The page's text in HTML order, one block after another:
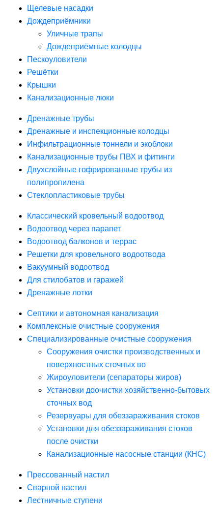
Щелевые насадки
Дождеприёмники
Уличные трапы
Дождеприёмные колодцы
Пескоуловители
Решётки
Крышки
Канализационные люки
Дренажные трубы
Дренажные и инспекционные колодцы
Инфильтрационные тоннели и экоблоки
Канализационные трубы ПВХ и фитинги
Двухслойные гофрированные трубы из
полипропилена
Стеклопластиковые трубы
Классический кровельный водоотвод
Водоотвод через парапет
Водоотвод балконов и террас
Решетки для кровельного водоотвода
Вакуумный водоотвод
Для стилобатов и гаражей
Дренажные лотки
Септики и автономная канализация
Комплексные очистные сооружения
Специализированные очистные сооружения
Сооружения очистки производственных и
поверхностных сточных во
Жироуловители (сепараторы жиров)
Установки доочистки хозяйственно-бытовых
сточных вод
Резервуары для обеззараживания стоков
Установки для обеззараживания стоков
после очистки
Канализационные насосные станции (КНС)
Прессованный настил
Сварной настил
Лестничные ступени